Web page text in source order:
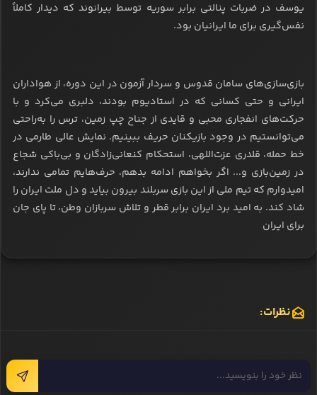
یوسف در ضربات پنالتی برابر سوریه توسط بیرانوند که دیدار کاملاً
نفس‌گیری برای ما ایرانیان بود.
بازی‌سازی‌های سامان قدوس و سردار آزمون در این دوره، از هواداران
ایرانی و حتی کسانی که در استادیوم بودند، دلبری می‌کرد و با
حرکت‌های انفجاری محبی و قایدی از جناح چپ زمین، ترس را به‌راحتی
می‌توانستیم در وجود بازیکنان حریف ببینیم. نمایش عالی طارمی در
خط حمله، قلدری عزت‌اللهی، استحکام کنعانی‌زادگان و بی‌باکی شجاع
در زمین‌بازی و... اگر بخواهم ادامه بدهم، حرف‌هایم تمامی ندارند،
امیدوارم که تیم ملی از این بازی سربلند بیرون بیاید و دل ملت ایران را
شاد کند. به امید برد ایران برابر قطر و تلاش سربازان وطن، تا پای جان
برای ایران
نظرات: